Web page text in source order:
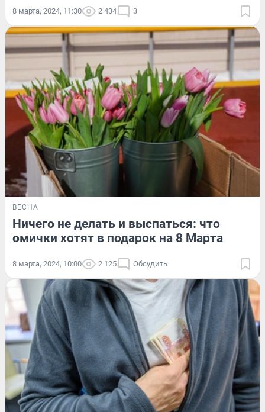
8 марта, 2024, 11:30 2 434 3
ВЕСНА
Ничего не делать и выспаться: что
омички хотят в подарок на 8 Марта
8 марта, 2024, 10:00 2 125 Обсудить